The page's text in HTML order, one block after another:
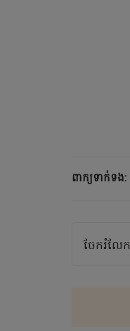
ពាក្យទាក់ទង:
ចែករំលែក